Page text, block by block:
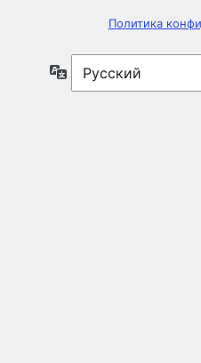
Политика
Язык